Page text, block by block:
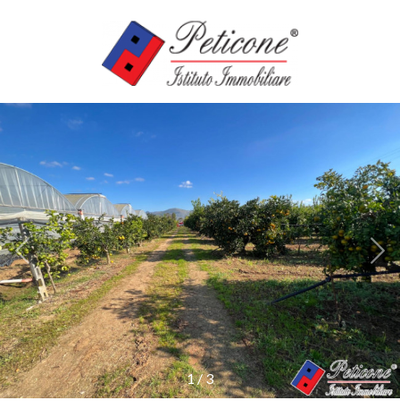
1/3
SERVIZI
IMMOBILI
CASE
VACANZE
AGENZIE
Qualsiasi
Vendita
Affitto
Scegli
dove
cercare